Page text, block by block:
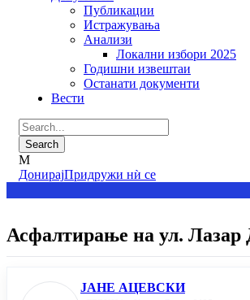
Публикации
Истражувања
Анализи
Локални избори 2025
Годишни извештаи
Останати документи
Вести
ДонирајПридружи нѝ се
Асфалтирање на ул. Лазар
ЈАНЕ АЦЕВСКИ